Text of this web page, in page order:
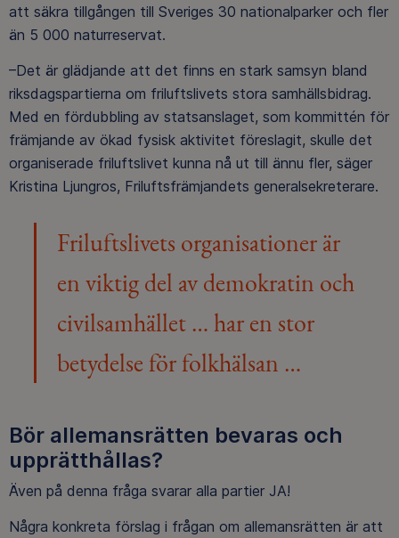
att säkra tillgången till Sveriges 30 nationalparker och fler
än 5 000 naturreservat.
–Det är glädjande att det finns en stark samsyn bland
riksdagspartierna om friluftslivets stora samhällsbidrag.
Med en fördubbling av statsanslaget, som kommittén för
främjande av ökad fysisk aktivitet föreslagit, skulle det
organiserade friluftslivet kunna nå ut till ännu fler, säger
Kristina Ljungros, Friluftsfrämjandets generalsekreterare.
Friluftslivets organisationer är
en viktig del av demokratin och
civilsamhället … har en stor
betydelse för folkhälsan …
Bör allemansrätten bevaras och
upprätthållas?
Även på denna fråga svarar alla partier JA!
Några konkreta förslag i frågan om allemansrätten är att